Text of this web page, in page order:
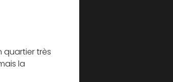
quartier très
la